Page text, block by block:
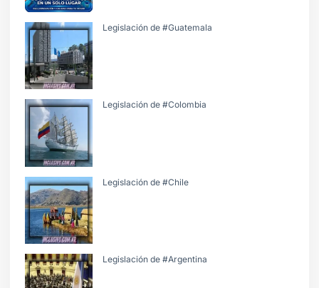
Legislación de #Guatemala
Legislación de #Colombia
Legislación de #Chile
Legislación de #Argentina